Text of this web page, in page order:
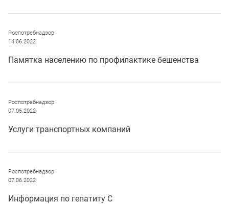
Роспотребнадзор
14.06.2022
Памятка населению по профилактике бешенства
Роспотребнадзор
07.06.2022
Услуги транспортных компаний
Роспотребнадзор
07.06.2022
Информация по гепатиту С